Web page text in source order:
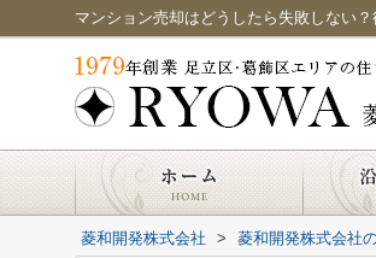
マンション売却はどうしたら失敗しない
菱和開発株式会社 > 菱和開発株式会社